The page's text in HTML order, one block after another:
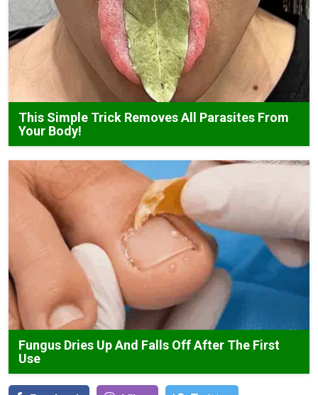
This Simple Trick Removes All Parasites From
Your Body!
Fungus Dries Up And Falls Off After The First
Use